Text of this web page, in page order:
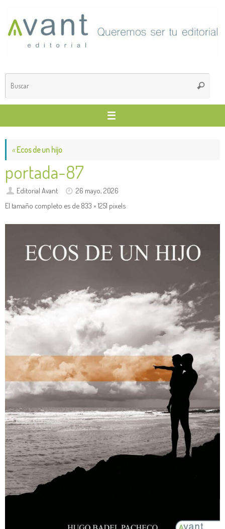
contenido
Buscar
«Ecos de un hijo
portada-87
Editorial Avant
26 mayo, 2026
El tamaño completo es de 833 × 1251 pixels